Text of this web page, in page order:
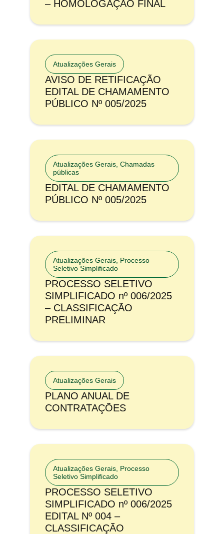
– HOMOLOGAÇÃO FINAL
Atualizações Gerais
AVISO DE RETIFICAÇÃO
EDITAL DE CHAMAMENTO
PÚBLICO Nº 005/2025
Atualizações Gerais Chamadas
públicas
EDITAL DE CHAMAMENTO
PÚBLICO Nº 005/2025
Atualizações Gerais Processo
Seletivo Simplificado
PROCESSO SELETIVO
SIMPLIFICADO nº 006/2025
– CLASSIFICAÇÃO
PRELIMINAR
Atualizações Gerais
PLANO ANUAL DE
CONTRATAÇÕES
Atualizações Gerais Processo
Seletivo Simplificado
PROCESSO SELETIVO
SIMPLIFICADO nº 006/2025
EDITAL Nº 004 –
CLASSIFICAÇÃO